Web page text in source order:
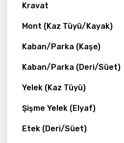
Kravat
Mont (Kaz Tüyü/Kayak)
Kaban/Parka (Kaşe)
Kaban/Parka (Deri/Süet)
Yelek (Kaz Tüyü)
Şişme Yelek (Elyaf)
Etek (Deri/Süet)